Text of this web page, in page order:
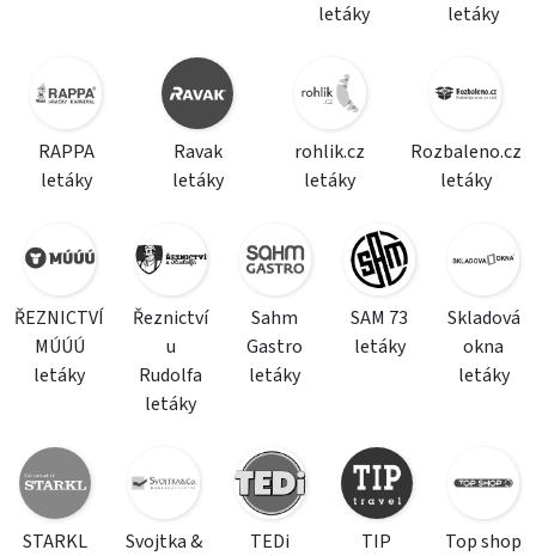
letáky
letáky
RAPPA
letáky
Ravak
letáky
rohlik.cz
letáky
Rozbaleno.cz
letáky
ŘEZNICTVÍ
MÚÚÚ
letáky
Řeznictví
u
Rudolfa
letáky
Sahm
Gastro
letáky
SAM 73
letáky
Skladová
okna
letáky
STARKL
Svojtka &
TEDi
TIP
Top shop